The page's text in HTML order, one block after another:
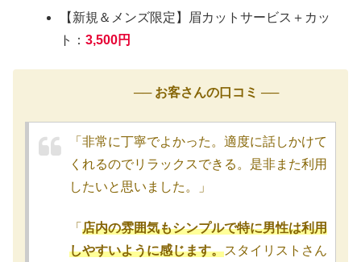
【新規＆メンズ限定】眉カットサービス＋カッ
ト：3,500円
── お客さんの口コミ ──
「非常に丁寧でよかった。適度に話しかけて
くれるのでリラックスできる。是非また利用
したいと思いました。」
「 店内の雰囲気もシンプルで特に男性は利用
しやすいように感じます。スタイリストさん